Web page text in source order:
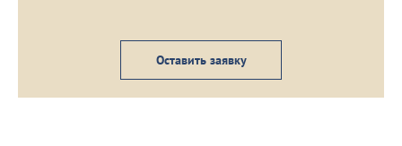
Оставить заявку